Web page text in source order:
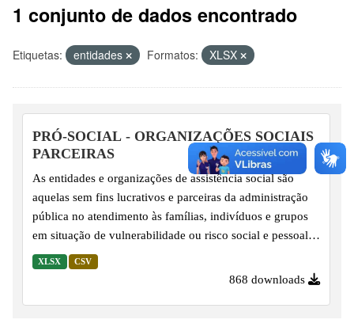
1 conjunto de dados encontrado
Etiquetas: entidades Formatos: XLSX
PRÓ-SOCIAL - ORGANIZAÇÕES SOCIAIS
PARCEIRAS
As entidades e organizações de assistência social são
aquelas sem fins lucrativos e parceiras da administração
pública no atendimento às famílias, indivíduos e grupos
em situação de vulnerabilidade ou risco social e pessoal,
que integram a rede socioassistencial junto aos entes
federativos (órgãos gestores) e os conselhos de assistência
XLSX CSV
868 downloads